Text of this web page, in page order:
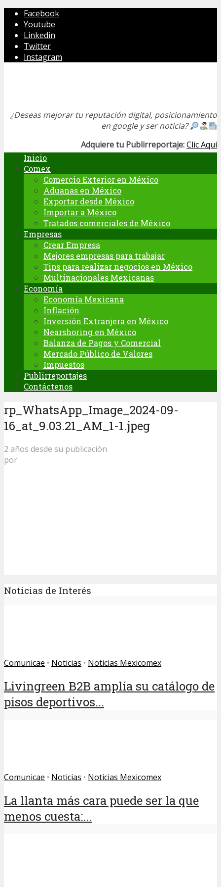
Facebook
Youtube
Linkedin
Twitter
Instagram
¿Deseas mejorar tu reputación digital, posicionamiento
en google y ser noticia?
Adquiere tu Publirreportaje:Clic Aquí
Inicio
Comex
Comercio Exterior en México
Aduanas en México
Exportar desde México
Importar a México
Tratados comerciales de México
Empresas
Crear Empresa
Mejores empresas para trabajar
Tips para realizar negocios en México
Multinacionales Mexicanas
Economía
Economía Mexicana
Inflación
Inversión Extranjera en México
Nearshoring en México
Balanza de Pagos y Comercial
Mercado Público de Valores
Impuestos
Publirreportajes
Contáctenos
rp_WhatsApp_Image_2024-09-
16_at_9.03.21_AM_1-1.jpeg
2 años desde su publicación
por
Noticias de Interés
Comunicae • Noticias • Noticias Mexicomex
Livingreen B2B amplía su catálogo de
pisos deportivos...
Comunicae • Noticias • Noticias Mexicomex
La llanta más cara puede ser la que
menos cuesta:...